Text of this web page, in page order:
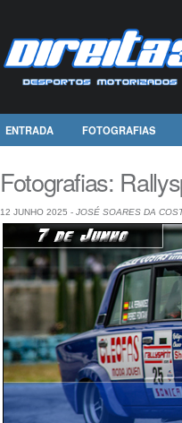
ENTRADA FOTOGRAFIAS
Fotografias:
12 JUNHO 2025 - JOSÉ SOARES DA